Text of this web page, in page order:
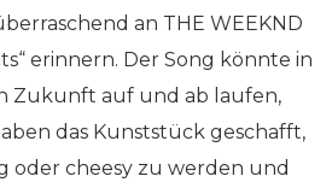
an THE WEEKND
erinnern. Der Song könnte in
Zukunft auf und ab laufen,
das Kunststück geschafft,
oder cheesy zu werden und